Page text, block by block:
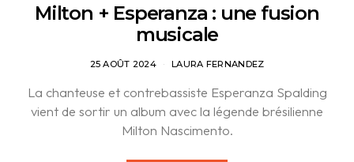
Milton + Esperanza : une fusion
musicale
25 AOÛT 2024 LAURA FERNANDEZ
La chanteuse et contrebassiste Esperanza Spalding
vient de sortir un album avec la légende brésilienne
Milton Nascimento.